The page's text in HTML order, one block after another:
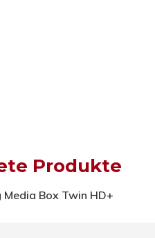
Produkte
Media Box Twin HD+